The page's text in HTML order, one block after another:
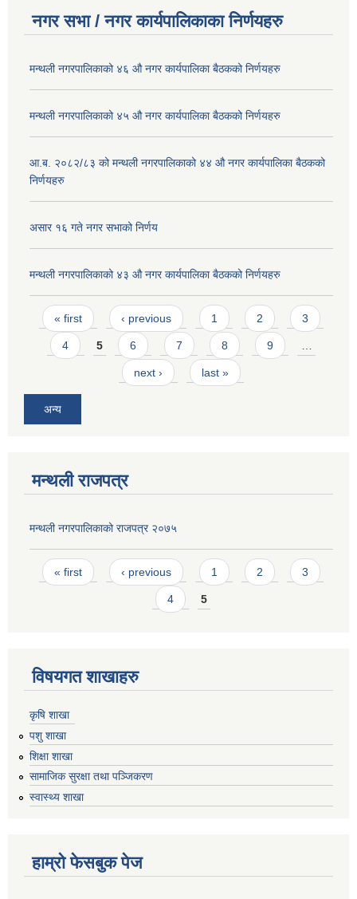
नगर सभा / नगर कार्यपालिकाका निर्णयहरु
मन्थली नगरपालिकाको ४६ औ नगर कार्यपालिका बैठकको निर्णयहरु
मन्थली नगरपालिकाको ४५ औ नगर कार्यपालिका बैठकको निर्णयहरु
आ.ब. २०८२/८३ को मन्थली नगरपालिकाको ४४ औ नगर कार्यपालिका बैठकको
निर्णयहरु
असार १६ गते नगर सभाको निर्णय
मन्थली नगरपालिकाको ४३ औ नगर कार्यपालिका बैठकको निर्णयहरु
Pages
« first ‹ previous 1 2 3
4 5 6 7 8 9
next › last »
अन्य
मन्थली राजपत्र
मन्थली नगरपालिकाको राजपत्र २०७५
Pages
« first ‹ previous 1 2 3
4 5
विषयगत शाखाहरु
कृषि शाखा
पशु शाखा
शिक्षा शाखा
सामाजिक सुरक्षा तथा पञ्जिकरण
स्वास्थ्य शाखा
हाम्रो फेसबुक पेज